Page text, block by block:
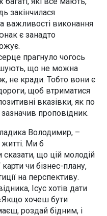
закінчилася
важливості виконання
є занадто
прагнуло чогось
що не можна
не кради. Тобто вони є
щоб втриматися
вказівки, як по
зазначив проповідник.
Володимир, –
Ми б
що цій молодій
чи бізнес-плану,
на перспективу.
Ісус хотів дати
хочеш бути
роздай бідним, і